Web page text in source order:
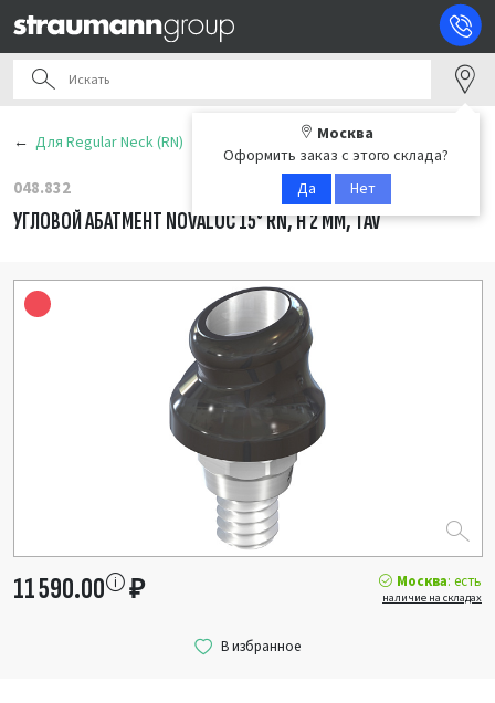
Москва
Оформить заказ с этого склада?
Да
Нет
Для Regular Neck (RN)
048.832
УГЛОВОЙ АБАТМЕНТ NOVALOC 15° RN, H 2 ММ, TAV
11 590.00 ₽ Москва: есть
наличие на складах